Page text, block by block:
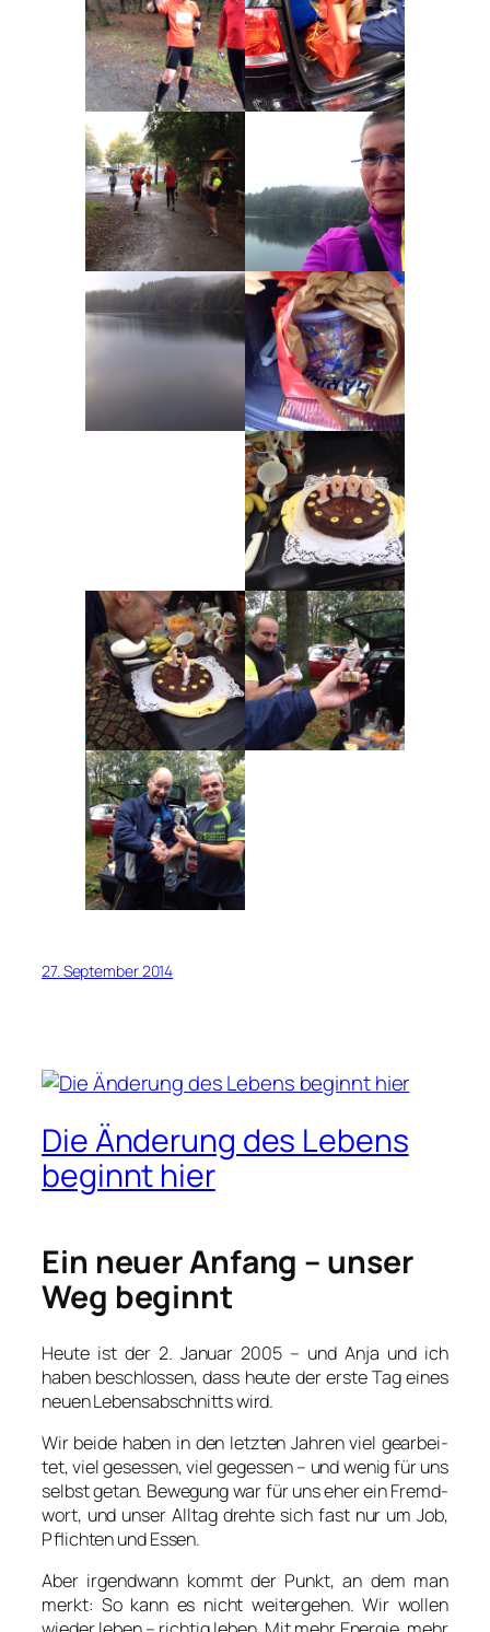
27. September 2014
Die Änderung des Lebens
beginnt hier
Ein neuer Anfang – unser
Weg beginnt
Heu­te ist der 2. Janu­ar 2005 – und Anja und ich
haben beschlos­sen, dass heu­te der ers­te Tag eines
neu­en Lebens­ab­schnitts wird.
Wir bei­de haben in den letz­ten Jah­ren viel gear­bei­
tet, viel geses­sen, viel geges­sen – und wenig für uns
selbst getan. Bewe­gung war für uns eher ein Fremd­
wort, und unser All­tag dreh­te sich fast nur um Job,
Pflich­ten und Essen.
Aber irgend­wann kommt der Punkt, an dem man
merkt: So kann es nicht wei­ter­ge­hen. Wir wol­len